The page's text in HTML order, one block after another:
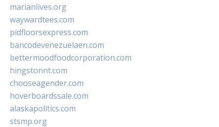
marianlives.org
waywardtees.com
pidfloorsexpress.com
bancodevenezuelaen.com
bettermoodfoodcorporation.com
hingstonnt.com
chooseagender.com
hoverboardssale.com
alaskapolitics.com
stsmp.org